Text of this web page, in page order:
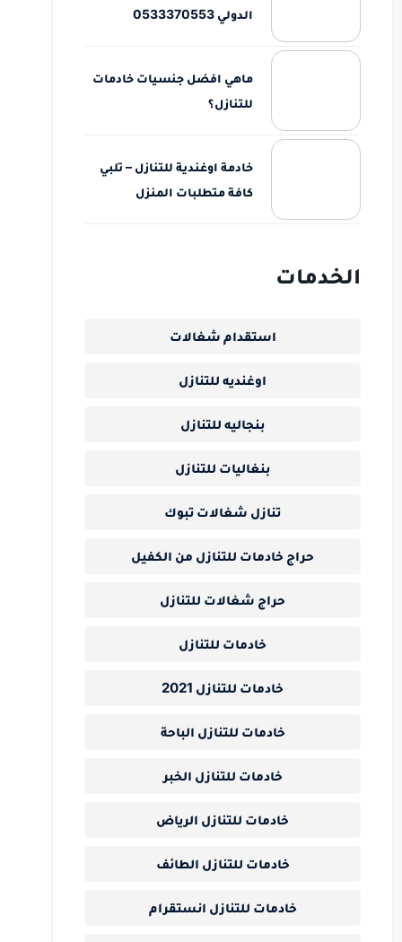
الدولي 0533370553
ماهي افضل جنسيات خادمات
للتنازل؟
خادمة اوغندية للتنازل – تلبي
كافة متطلبات المنزل
الخدمات
استقدام شغالات
اوغنديه للتنازل
بنجاليه للتنازل
بنغاليات للتنازل
تنازل شغالات تبوك
حراج خادمات للتنازل من الكفيل
حراج شغالات للتنازل
خادمات للتنازل
خادمات للتنازل 2021
خادمات للتنازل الباحة
خادمات للتنازل الخبر
خادمات للتنازل الرياض
خادمات للتنازل الطائف
خادمات للتنازل انستقرام